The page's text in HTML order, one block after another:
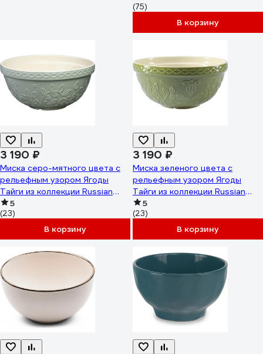
TW_BW0012
(75)
В корзину
3 190 ₽
Миска серо-мятного цвета с
рельефным узором Ягоды
Тайги из коллекции Russian
North Tkano 1,5л TK23-
TW_BW0002
5
(23)
В корзину
3 190 ₽
Миска зеленого цвета с
рельефным узором Ягоды
Тайги из коллекции Russian
North Tkano 1,5л TK23-
TW_BW0005
5
(23)
В корзину